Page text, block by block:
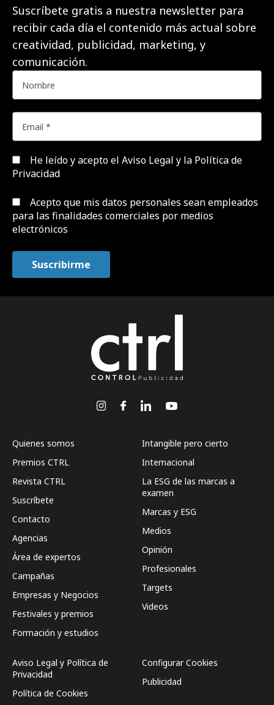
Suscríbete gratis a nuestra newsletter para
recibir cada día el contenido más actual sobre
creatividad, publicidad, marketing, y
comunicación.
He leído y acepto el Aviso Legal y la Política de
Privacidad
Acepto que mis datos personales sean empleados
para las finalidades comerciales por medios
electrónicos
Quienes somos
Premios CTRL
Revista CTRL
Suscríbete
Contacto
Agencias
Área de expertos
Campañas
Empresas y Negocios
Festivales y premios
Formación y estudios
Intangible pero cierto
Internacional
La ESG de las marcas a
examen
Marcas y ESG
Medios
Opinión
Profesionales
Targets
Videos
Aviso Legal y Política de
Privacidad
Política de Cookies
Configurar Cookies
Publicidad